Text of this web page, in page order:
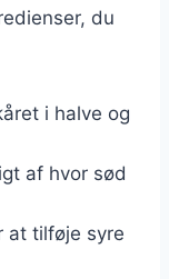
du
i halve og
af hvor sød
at tilføje syre